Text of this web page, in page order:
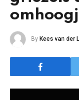
By Kees van der